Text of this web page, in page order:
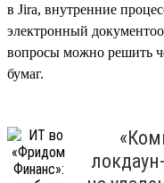
в Jira, внутренние
электронный
вопросы можно решить
бумаг.